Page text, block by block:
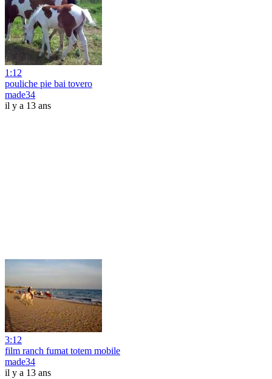
1:12
pouliche pie bai tovero
made34
il y a 13 ans
3:12
film ranch fumat totem mobile
made34
il y a 13 ans